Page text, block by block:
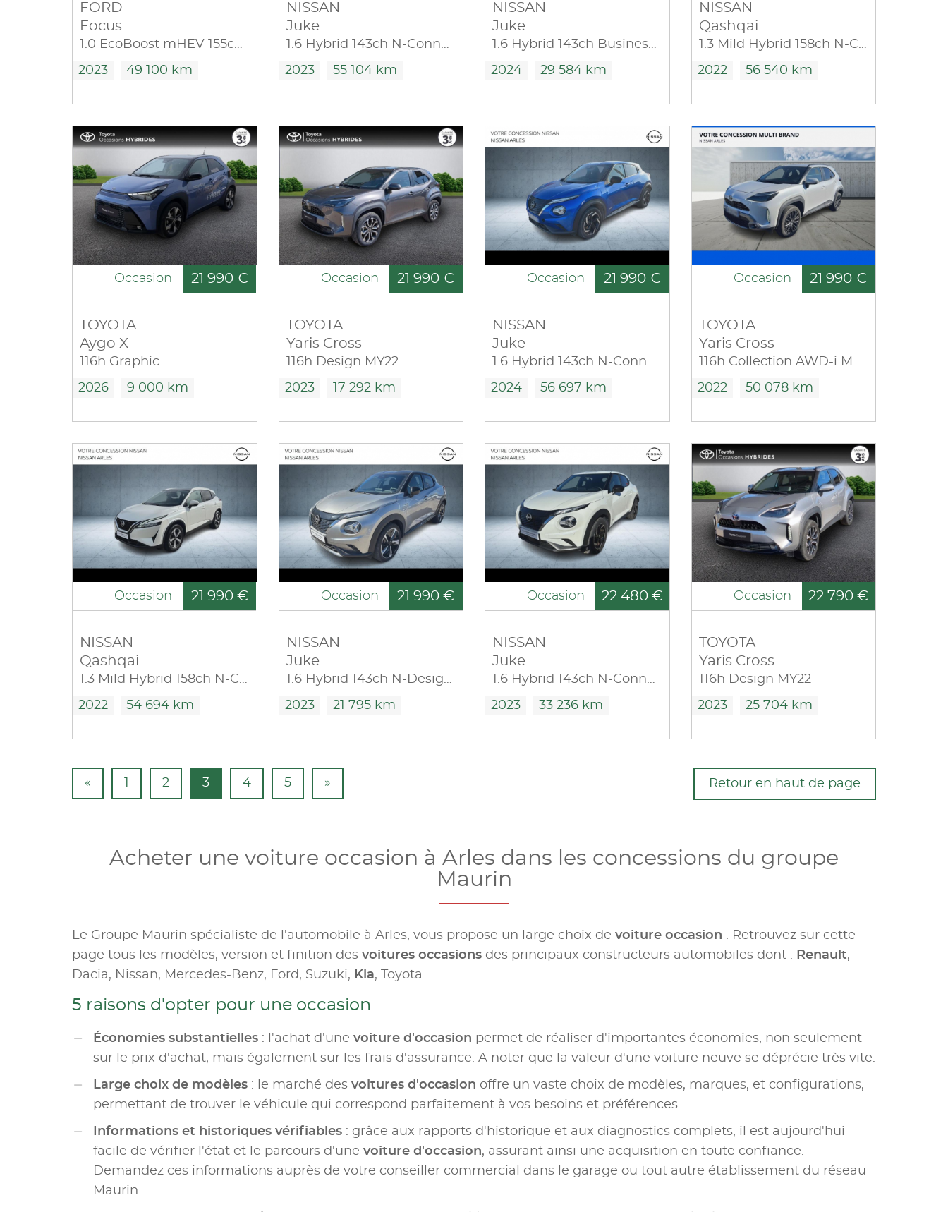
FORD
Focus
1.0 EcoBoost mHEV 155ch ST-Line X
2023 49 100 km
NISSAN
Juke
1.6 Hybrid 143ch N-Connecta 2023.5
2023 55 104 km
NISSAN
Juke
1.6 Hybrid 143ch Business+ 2023.5
2024 29 584 km
NISSAN
Qashqai
1.3 Mild Hybrid 158ch N-Connecta Xtronic
2022 56 540 km
Occasion 21 990 €
TOYOTA
Aygo X
116h Graphic
2026 9 000 km
Occasion 21 990 €
TOYOTA
Yaris Cross
116h Design MY22
2023 17 292 km
Occasion 21 990 €
NISSAN
Juke
1.6 Hybrid 143ch N-Connecta 2024
2024 56 697 km
Occasion 21 990 €
TOYOTA
Yaris Cross
116h Collection AWD-i MY21
2022 50 078 km
Occasion 21 990 €
NISSAN
Qashqai
1.3 Mild Hybrid 158ch N-Connecta Xtronic
2022 54 694 km
Occasion 21 990 €
NISSAN
Juke
1.6 Hybrid 143ch N-Design 2023.5
2023 21 795 km
Occasion 22 480 €
NISSAN
Juke
1.6 Hybrid 143ch N-Connecta 2023.5
2023 33 236 km
Occasion 22 790 €
TOYOTA
Yaris Cross
116h Design MY22
2023 25 704 km
« 2 3 4 5 » Retour en haut de page
Acheter une voiture occasion à Arles dans les concessions du groupe
Maurin
Le Groupe Maurin spécialiste de l'automobile à Arles, vous propose un large choix de voiture occasion . Retrouvez sur cette
page tous les modèles, version et finition des voitures occasions des principaux constructeurs automobiles dont : Renault,
Dacia, Nissan, Mercedes-Benz, Ford, Suzuki, Kia, Toyota...
5 raisons d'opter pour une occasion
Économies substantielles : l'achat d'une voiture d'occasion permet de réaliser d'importantes économies, non seulement
sur le prix d'achat, mais également sur les frais d'assurance. A noter que la valeur d'une voiture neuve se déprécie très vite.
Large choix de modèles : le marché des voitures d'occasion offre un vaste choix de modèles, marques, et configurations,
permettant de trouver le véhicule qui correspond parfaitement à vos besoins et préférences.
Informations et historiques vérifiables : grâce aux rapports d'historique et aux diagnostics complets, il est aujourd'hui
facile de vérifier l'état et le parcours d'une voiture d'occasion, assurant ainsi une acquisition en toute confiance.
Demandez ces informations auprès de votre conseiller commercial dans le garage ou tout autre établissement du réseau
Maurin.